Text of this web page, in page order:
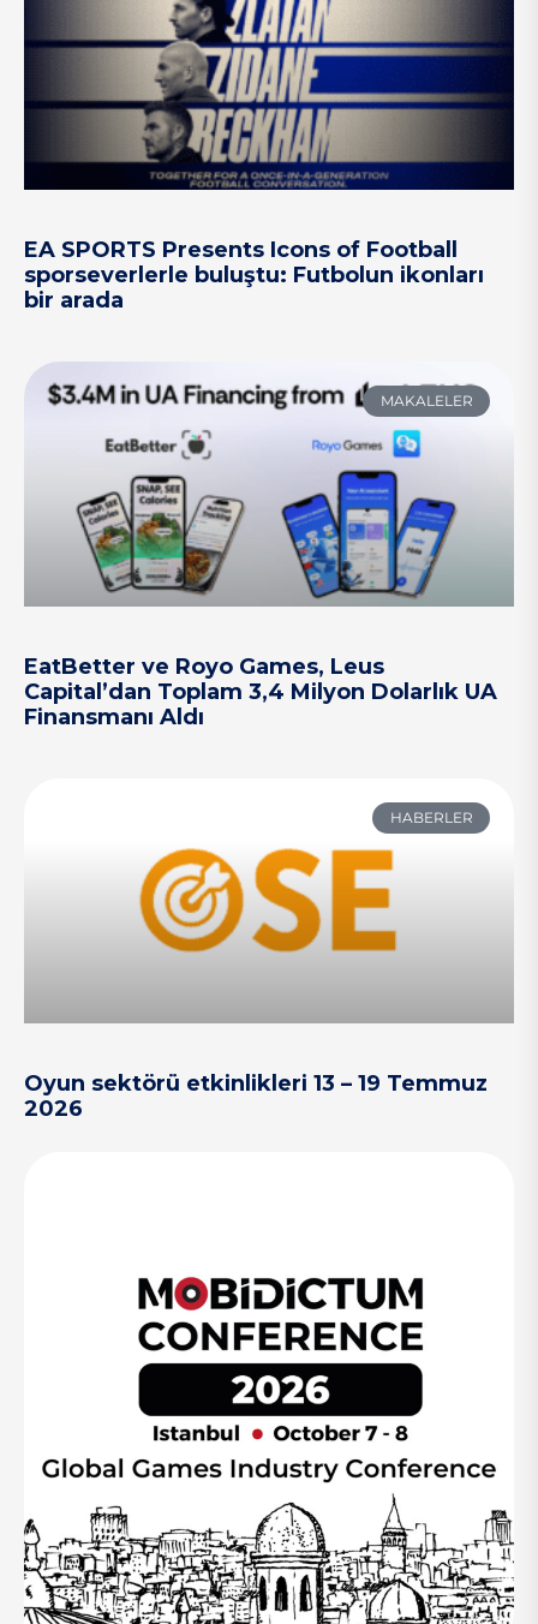
EA SPORTS Presents Icons of Football
sporseverlerle buluştu: Futbolun ikonları
bir arada
MAKALELER
EatBetter ve Royo Games, Leus
Capital’dan Toplam 3,4 Milyon Dolarlık UA
Finansmanı Aldı
HABERLER
Oyun sektörü etkinlikleri 13 – 19 Temmuz
2026